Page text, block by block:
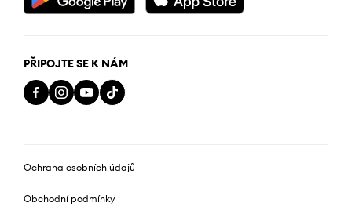
PŘIPOJTE SE K NÁM
Ochrana osobních údajů
Obchodní podmínky